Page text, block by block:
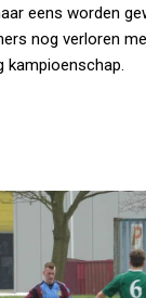
eens worden
nog verloren
kampioenschap.